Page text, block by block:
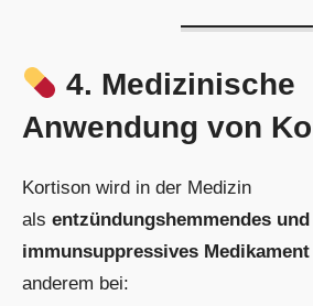
4. Medizinische
Anwendung von
Kortison wird in der Medizin
als entzündungshemmendes und
immunsuppressives Medikament
anderem bei: